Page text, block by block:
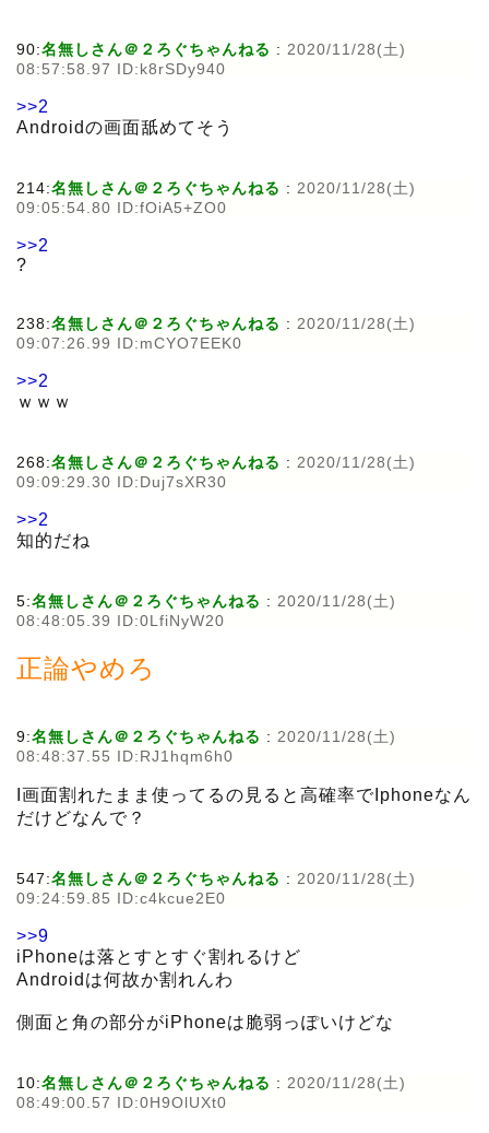
90:名無しさん＠２ろぐちゃんねる : 2020/11/28(土)
08:57:58.97 ID:k8rSDy940
>>2
Androidの画面舐めてそう
214:名無しさん＠２ろぐちゃんねる : 2020/11/28(土)
09:05:54.80 ID:fOiA5+ZO0
>>2
?
238:名無しさん＠２ろぐちゃんねる : 2020/11/28(土)
09:07:26.99 ID:mCYO7EEK0
>>2
ｗｗｗ
268:名無しさん＠２ろぐちゃんねる : 2020/11/28(土)
09:09:29.30 ID:Duj7sXR30
>>2
知的だね
5:名無しさん＠２ろぐちゃんねる : 2020/11/28(土)
08:48:05.39 ID:0LfiNyW20
正論やめろ
9:名無しさん＠２ろぐちゃんねる : 2020/11/28(土)
08:48:37.55 ID:RJ1hqm6h0
I画面割れたまま使ってるの見ると高確率でIphoneなん
だけどなんで？
547:名無しさん＠２ろぐちゃんねる : 2020/11/28(土)
09:24:59.85 ID:c4kcue2E0
>>9
iPhoneは落とすとすぐ割れるけど
Androidは何故か割れんわ
側面と角の部分がiPhoneは脆弱っぽいけどな
10:名無しさん＠２ろぐちゃんねる : 2020/11/28(土)
08:49:00.57 ID:0H9OlUXt0